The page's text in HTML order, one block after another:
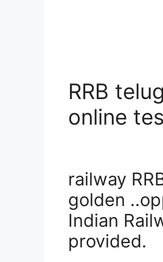
RRB
online
railway
golden
Indian
provided.